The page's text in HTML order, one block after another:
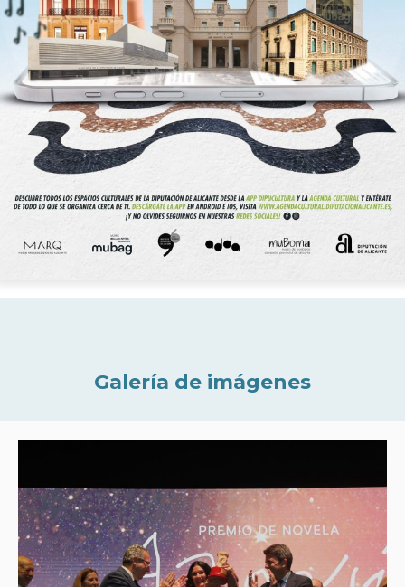
Galería de imágenes